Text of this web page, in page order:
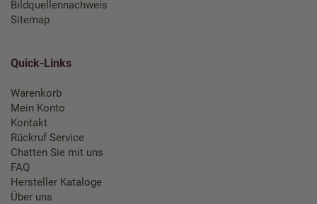
Bildquellennachweis
Sitemap
Quick-Links
Warenkorb
Mein Konto
Kontakt
Rückruf Service
Chatten Sie mit uns
FAQ
Hersteller Kataloge
Über uns